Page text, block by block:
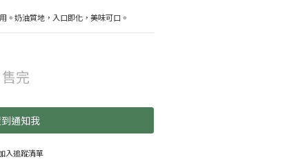
。奶油質地，入口即化，美味可口。
售完
通知我
入追蹤清單